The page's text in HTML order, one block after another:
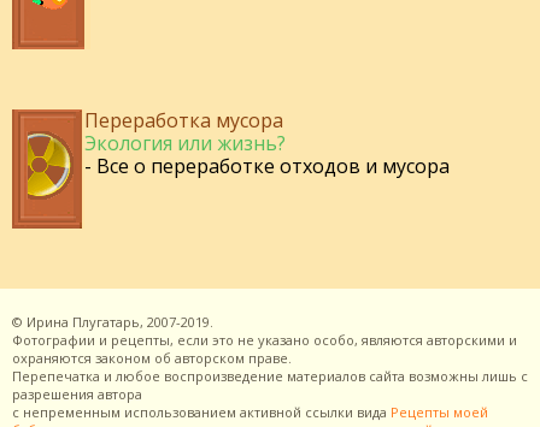
Переработка мусора
Экология или жизнь?
- Все о переработке отходов и мусора
© Ирина Плугатарь, 2007-2019.
Фотографии и рецепты, если это не указано особо, являются авторскими и
охраняются законом об авторском праве.
Перепечатка и любое воспроизведение материалов сайта возможны лишь с
разрешения автора
с непременным использованием активной ссылки вида Рецепты моей